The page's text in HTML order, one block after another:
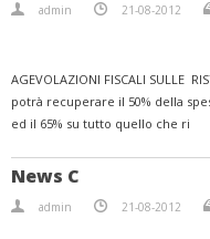
admin 21-08-2012
AGEVOLAZIONI FISCALI SULLE
potrà recuperare il 50% della
ed il 65% su tutto quello che ri
News C
admin 21-08-2012